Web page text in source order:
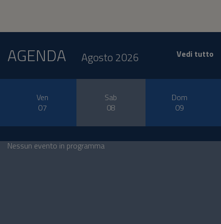
AGENDA Agosto 2026 Vedi tutto
Ven
07
Sab
08
Dom
09
Nessun evento in programma